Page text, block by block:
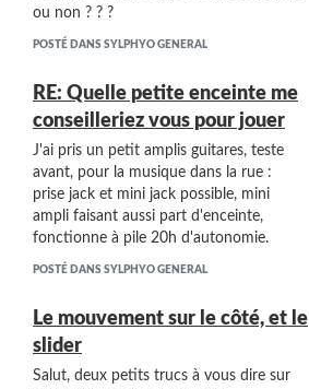
ou non ? ? ?
POSTÉ DANS SYLPHYO GENERAL
RE: Quelle petite enceinte me
conseilleriez vous pour jouer
J'ai pris un petit amplis guitares, teste
avant, pour la musique dans la rue :
prise jack et mini jack possible, mini
ampli faisant aussi part d'enceinte,
fonctionne à pile 20h d'autonomie.
POSTÉ DANS SYLPHYO GENERAL
Le mouvement sur le côté, et le
slider
Salut, deux petits trucs à vous dire sur